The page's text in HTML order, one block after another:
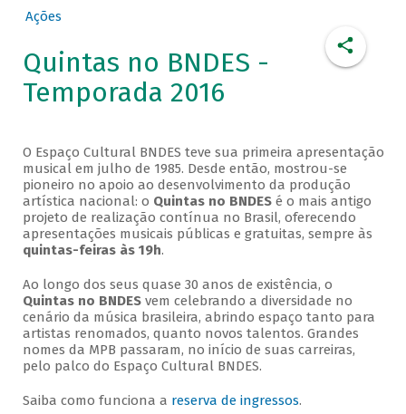
Ações
Quintas no BNDES -
Temporada 2016
O Espaço Cultural BNDES teve sua primeira apresentação
musical em julho de 1985. Desde então, mostrou-se
pioneiro no apoio ao desenvolvimento da produção
artística nacional: o Quintas no BNDESé o mais antigo
projeto de realização contínua no Brasil, oferecendo
apresentações musicais públicas e gratuitas, sempre às
quintas-feiras às 19h.
Ao longo dos seus quase 30 anos de existência, o
Quintas no BNDESvem celebrando a diversidade no
cenário da música brasileira, abrindo espaço tanto para
artistas renomados, quanto novos talentos. Grandes
nomes da MPB passaram, no início de suas carreiras,
pelo palco do Espaço Cultural BNDES.
Saiba como funciona a reserva de ingressos.